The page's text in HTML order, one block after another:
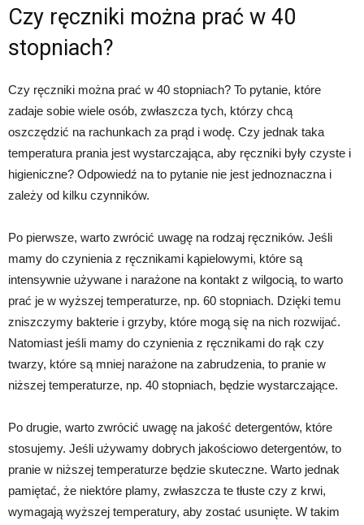
Czy ręczniki można prać w 40
stopniach?
Czy ręczniki można prać w 40 stopniach? To pytanie, które
zadaje sobie wiele osób, zwłaszcza tych, którzy chcą
oszczędzić na rachunkach za prąd i wodę. Czy jednak taka
temperatura prania jest wystarczająca, aby ręczniki były czyste i
higieniczne? Odpowiedź na to pytanie nie jest jednoznaczna i
zależy od kilku czynników.
Po pierwsze, warto zwrócić uwagę na rodzaj ręczników. Jeśli
mamy do czynienia z ręcznikami kąpielowymi, które są
intensywnie używane i narażone na kontakt z wilgocią, to warto
prać je w wyższej temperaturze, np. 60 stopniach. Dzięki temu
zniszczymy bakterie i grzyby, które mogą się na nich rozwijać.
Natomiast jeśli mamy do czynienia z ręcznikami do rąk czy
twarzy, które są mniej narażone na zabrudzenia, to pranie w
niższej temperaturze, np. 40 stopniach, będzie wystarczające.
Po drugie, warto zwrócić uwagę na jakość detergentów, które
stosujemy. Jeśli używamy dobrych jakościowo detergentów, to
pranie w niższej temperaturze będzie skuteczne. Warto jednak
pamiętać, że niektóre plamy, zwłaszcza te tłuste czy z krwi,
wymagają wyższej temperatury, aby zostać usunięte. W takim